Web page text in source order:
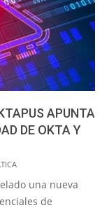
APUNTA
DE OKTA Y
una nueva
de